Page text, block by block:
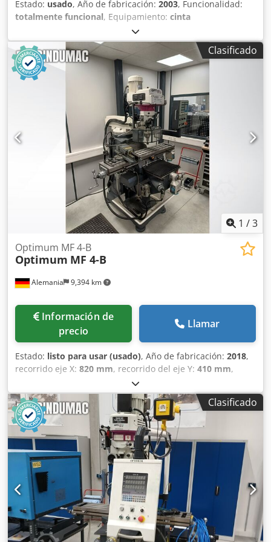
Estado: usado, Año de fabricación: 2003, Funcionalidad:
totalmente funcional, Equipamiento: cinta
transportadora de virutas, documentación / manual
Centro de mecanizado Mori Seiki Dcedpfx Aozqbm Dofmek
Tipo NV5000A/40 Año 2003 Transportador de virutas ✅
Husillo ✅ Mesa ✅ Sin tornillo de bolas ❌ Sin variador de
CNC ❌ La máquina carece del tornillo de bolas y de los
variadores de CNC; aparte de eso, tiene el husillo, la mesa
y, en general, es una máquina completa.
Clasificado
1 /3
Alemania 9,394 km
Optimum MF 4-B
Optimum MF 4-B
Información de
precio
Llamar
Estado: listo para usar (usado), Año de fabricación: 2018,
recorrido eje X: 820 mm, recorrido del eje Y: 410 mm,
, altura total:
total:2,160 mm, ancho de la mesa:254 mm, longitud de la
mesa:1,370 mm, carga de la mesa:300 kg, peso total:
1,260 kg , velocidad del cabezal (máx.):4,200 rpm
del producto (máx.): 2,400 mm, número de ejes:
máquina Optimum MF 4-B de 3 ejes se fabricó en 2018.
Cuenta con una capacidad máxima de taladrado de 24 mm
y un tamaño de cabezal de fresado de hasta 76 mm. La
máquina incluye una mesa transversal robusta de 1370 x
254 mm y una velocidad máxima del husillo de 4200 rpm.
Si busca capacidades de fresado de alta calidad, considere
la fresadora y taladradora Optimum MF 4-B que tenemos a
la venta. Póngase en contacto con nosotros para obtener
Clasificado